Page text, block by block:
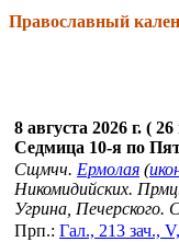
Православный
8 августа 2026 г. (
Седмица 10-я по
Сщмчч. Ермолая (
Никомидийских.
Угрина, Печерского.
Прп.: Гал., 213 зач.,